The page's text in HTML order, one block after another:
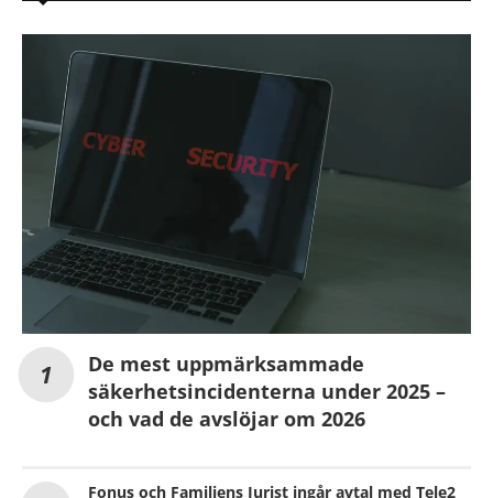
De mest uppmärksammade
säkerhetsincidenterna under 2025 –
och vad de avslöjar om 2026
Fonus och Familjens Jurist ingår avtal med Tele2